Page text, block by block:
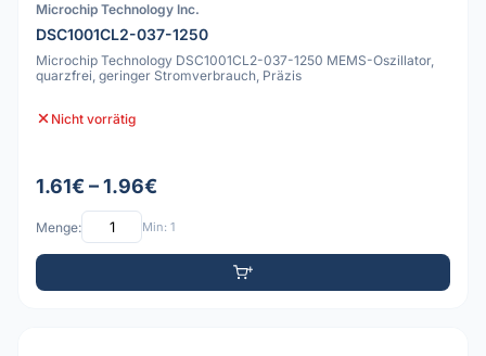
Microchip Technology Inc.
DSC1001CL2-037-1250
Microchip Technology DSC1001CL2-037-1250 MEMS-Oszillator,
quarzfrei, geringer Stromverbrauch, Präzis
Nicht vorrätig
1.61€ – 1.96€
Menge: Min: 1